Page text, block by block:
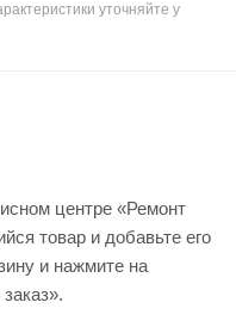
уточняйте у
центре «Ремонт
товар и добавьте его
и нажмите на